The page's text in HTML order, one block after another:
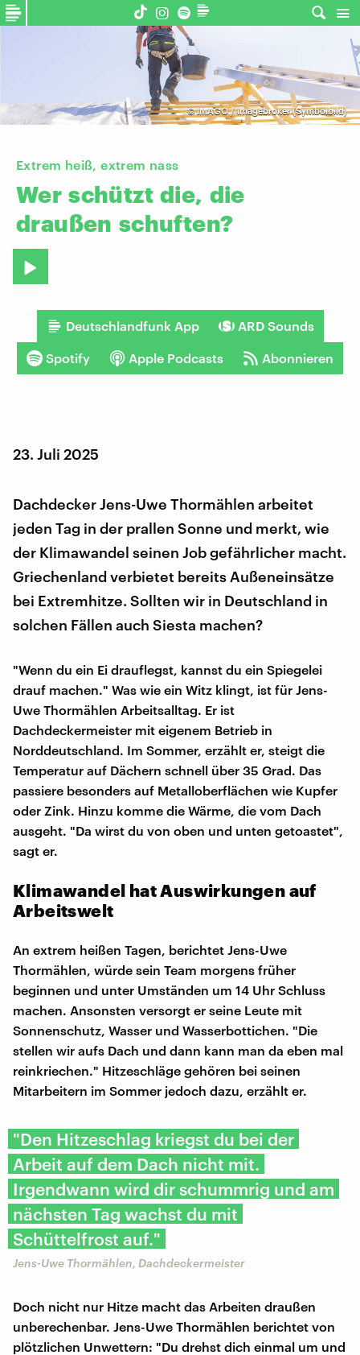
©IMAGO / imagebroker (Symbolbild)
Extrem heiß, extrem nass
Wer schützt die, die
draußen schuften?
Deutschlandfunk App ARD Sounds
Spotify Apple Podcasts Abonnieren
23. Juli 2025
Dachdecker Jens-Uwe Thormählen arbeitet
jeden Tag in der prallen Sonne und merkt, wie
der Klimawandel seinen Job gefährlicher macht.
Griechenland verbietet bereits Außeneinsätze
bei Extremhitze. Sollten wir in Deutschland in
solchen Fällen auch Siesta machen?
"Wenn du ein Ei drauflegst, kannst du ein Spiegelei
drauf machen." Was wie ein Witz klingt, ist für Jens-
Uwe Thormählen Arbeitsalltag. Er ist
Dachdeckermeister mit eigenem Betrieb in
Norddeutschland. Im Sommer, erzählt er, steigt die
Temperatur auf Dächern schnell über 35 Grad. Das
passiere besonders auf Metalloberflächen wie Kupfer
oder Zink. Hinzu komme die Wärme, die vom Dach
ausgeht. "Da wirst du von oben und unten getoastet",
sagt er.
Klimawandel hat Auswirkungen auf
Arbeitswelt
An extrem heißen Tagen, berichtet Jens-Uwe
Thormählen, würde sein Team morgens früher
beginnen und unter Umständen um 14 Uhr Schluss
machen. Ansonsten versorgt er seine Leute mit
Sonnenschutz, Wasser und Wasserbottichen. "Die
stellen wir aufs Dach und dann kann man da eben mal
reinkriechen." Hitzeschläge gehören bei seinen
Mitarbeitern im Sommer jedoch dazu, erzählt er.
"Den Hitzeschlag kriegst du bei der
Arbeit auf dem Dach nicht mit.
Irgendwann wird dir schummrig und am
nächsten Tag wachst du mit
Schüttelfrost auf."
Jens-Uwe Thormählen, Dachdeckermeister
Doch nicht nur Hitze macht das Arbeiten draußen
unberechenbar. Jens-Uwe Thormählen berichtet von
plötzlichen Unwettern: "Du drehst dich einmal um und